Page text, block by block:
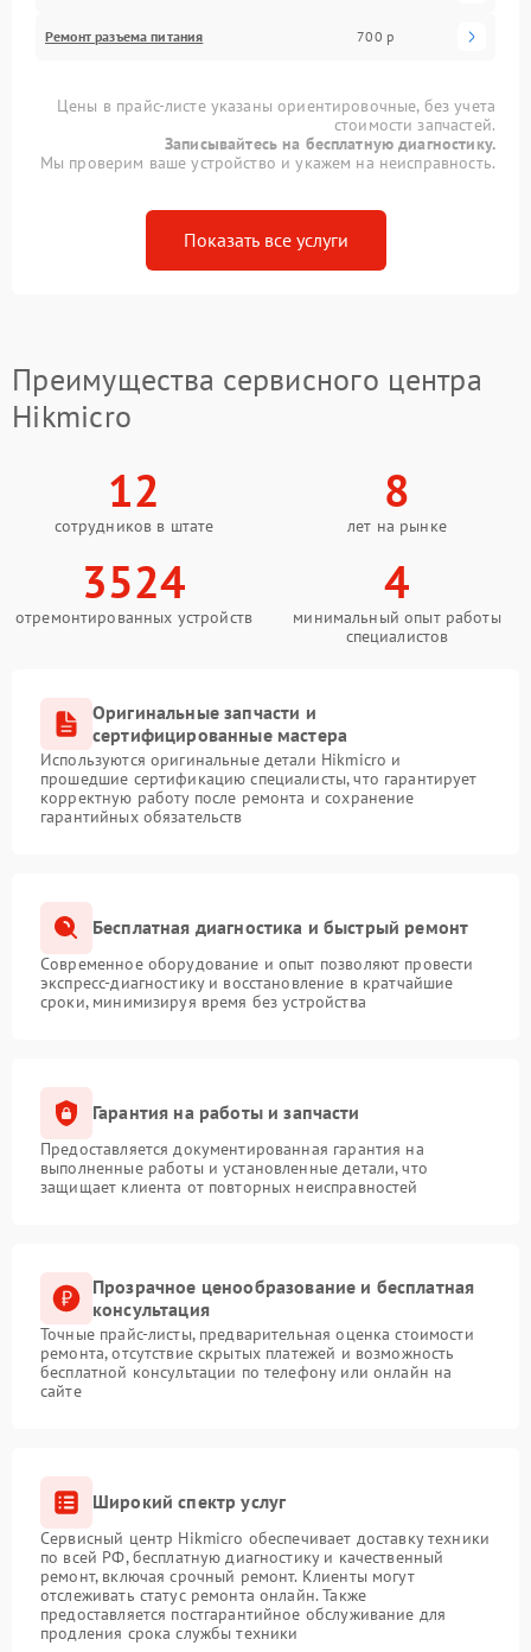
Ремонт разъема питания 700 р
Цены в прайс-листе указаны ориентировочные, без учета
стоимости запчастей.
Записывайтесь на бесплатную диагностику.
Мы проверим ваше устройство и укажем на неисправность.
Показать все услуги
Преимущества сервисного центра
Hikmicro
12
сотрудников в штате
8
лет на рынке
3524
отремонтированных устройств
4
минимальный опыт работы
специалистов
Оригинальные запчасти и
сертифицированные мастера
Используются оригинальные детали Hikmicro и
прошедшие сертификацию специалисты, что гарантирует
корректную работу после ремонта и сохранение
гарантийных обязательств
Бесплатная диагностика и быстрый ремонт
Современное оборудование и опыт позволяют провести
экспресс-диагностику и восстановление в кратчайшие
сроки, минимизируя время без устройства
Гарантия на работы и запчасти
Предоставляется документированная гарантия на
выполненные работы и установленные детали, что
защищает клиента от повторных неисправностей
Прозрачное ценообразование и бесплатная
консультация
Точные прайс-листы, предварительная оценка стоимости
ремонта, отсутствие скрытых платежей и возможность
бесплатной консультации по телефону или онлайн на
сайте
Широкий спектр услуг
Сервисный центр Hikmicro обеспечивает доставку техники
по всей РФ, бесплатную диагностику и качественный
ремонт, включая срочный ремонт. Клиенты могут
отслеживать статус ремонта онлайн. Также
предоставляется постгарантийное обслуживание для
продления срока службы техники